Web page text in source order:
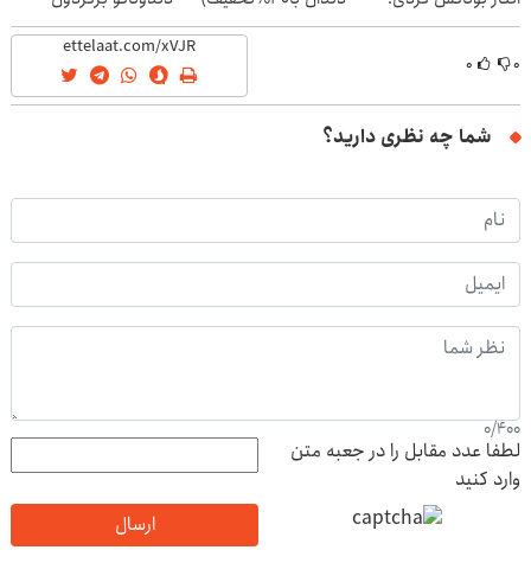
(تخفیف ویژه)
(40%off)
۰ ۰
شما چه نظری دارید؟
0/400
لطفا عدد مقابل را در جعبه متن
وارد کنید
ارسال